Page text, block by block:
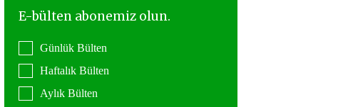
Günlük Bülten
Haftalık Bülten
Aylık Bülten